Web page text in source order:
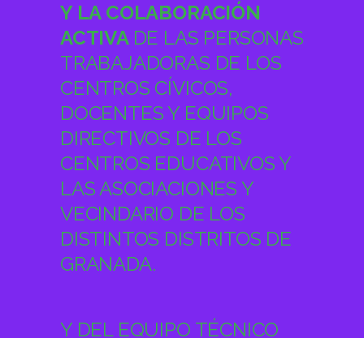
Y LA COLABORACIÓN
ACTIVA DE LAS PERSONAS
TRABAJADORAS DE LOS
CENTROS CÍVICOS,
DOCENTES Y EQUIPOS
DIRECTIVOS DE LOS
CENTROS EDUCATIVOS Y
LAS ASOCIACIONES Y
VECINDARIO DE LOS
DISTINTOS DISTRITOS DE
GRANADA.
Y DEL EQUIPO TÉCNICO